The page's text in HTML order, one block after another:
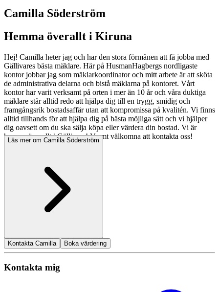
Camilla Söderström
Hemma överallt i Kiruna
Hej! Camilla heter jag och har den stora förmånen att få jobba med
Gällivares bästa mäklare. Här på HusmanHagbergs nordligaste
kontor jobbar jag som mäklarkoordinator och mitt arbete är att sköta
de administrativa delarna och bistå mäklarna på kontoret. Vårt
kontor har varit verksamt på orten i mer än 10 år och våra duktiga
mäklare står alltid redo att hjälpa dig till en trygg, smidig och
framgångsrik bostadsaffär utan att kompromissa på kvalitén. Vi finns
alltid tillhands för att hjälpa dig på bästa möjliga sätt och vi hjälper
dig oavsett om du ska sälja köpa eller värdera din bostad. Vi är
hemma överallt i Gällivare! Varmt välkomna att kontakta oss!
Läs mer om Camilla Söderström
Kontakta Camilla Boka värdering
Kontakta mig